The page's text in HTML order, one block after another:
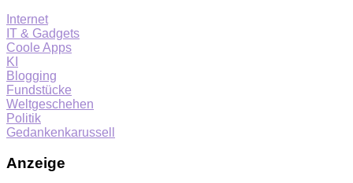
Internet
IT & Gadgets
Coole Apps
KI
Blogging
Fundstücke
Weltgeschehen
Politik
Gedankenkarussell
Anzeige